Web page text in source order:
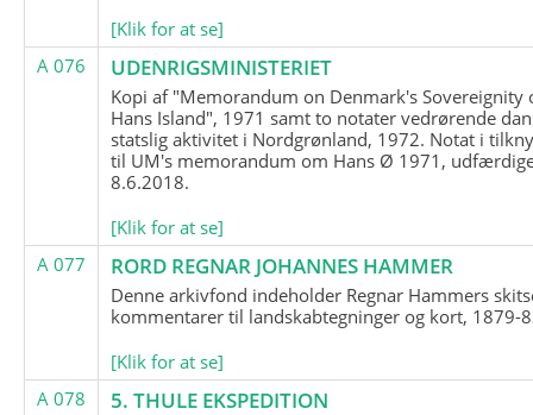
[Klik for at se]
A 076
UDENRIGSMINISTERIET
Kopi af "Memorandum on Denmark's Sovereignity
Hans Island", 1971 samt to notater vedrørende
statslig aktivitet i Nordgrønland, 1972. Notat i
til UM's memorandum om Hans Ø 1971,
8.6.2018.
[Klik for at se]
A 077
RORD REGNAR JOHANNES HAMMER
Denne arkivfond indeholder Regnar Hammers
kommentarer til landskabtegninger og kort, 1879-
[Klik for at se]
A 078
5. THULE EKSPEDITION